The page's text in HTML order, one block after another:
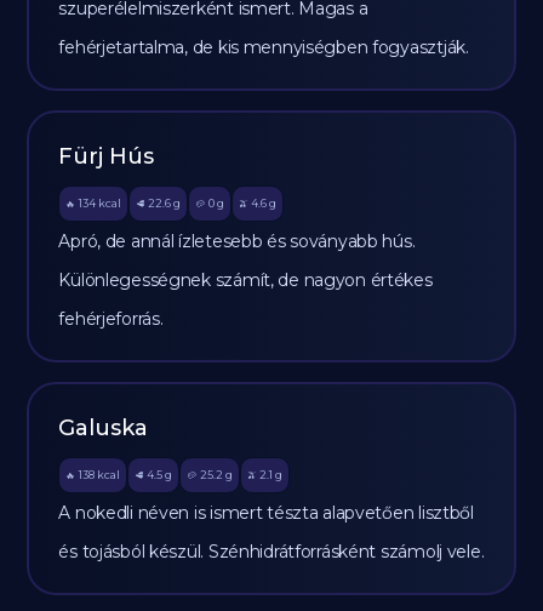
szuperélelmiszerként ismert. Magas a
fehérjetartalma, de kis mennyiségben fogyasztják.
Fürj Hús
🔥 134 kcal 🥩 22.6 g 🥔 0g 🫒 4.6 g
Apró, de annál ízletesebb és soványabb hús.
Különlegességnek számít, de nagyon értékes
fehérjeforrás.
Galuska
🔥 138 kcal 🥩 4.5 g 🥔 25.2 g 🫒 2.1 g
A nokedli néven is ismert tészta alapvetően lisztből
és tojásból készül. Szénhidrátforrásként számolj vele.